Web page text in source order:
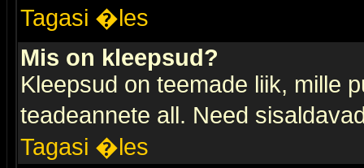
Tagasi �les
Mis on kleepsud?
Kleepsud on teemade liik, mille
teadeannete all. Need
Tagasi �les